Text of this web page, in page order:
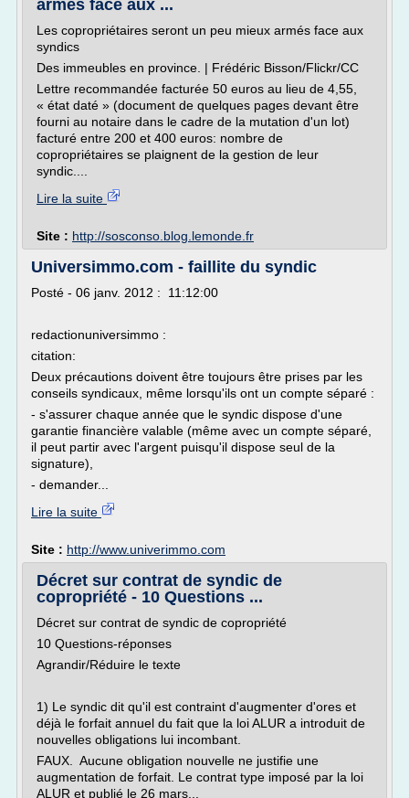
armés face aux ...
Les copropriétaires seront un peu mieux armés face aux
syndics
Des immeubles en province. | Frédéric Bisson/Flickr/CC
Lettre recommandée facturée 50 euros au lieu de 4,55,
« état daté » (document de quelques pages devant être
fourni au notaire dans le cadre de la mutation d'un lot)
facturé entre 200 et 400 euros: nombre de
copropriétaires se plaignent de la gestion de leur
syndic....
Lire la suite
Site : http://sosconso.blog.lemonde.fr
Universimmo.com - faillite du syndic
Posté - 06 janv. 2012 : 11:12:00
redactionuniversimmo :
citation:
Deux précautions doivent être toujours être prises par les
conseils syndicaux, même lorsqu'ils ont un compte séparé :
- s'assurer chaque année que le syndic dispose d'une
garantie financière valable (même avec un compte séparé,
il peut partir avec l'argent puisqu'il dispose seul de la
signature),
- demander...
Lire la suite
Site : http://www.univerimmo.com
Décret sur contrat de syndic de
copropriété - 10 Questions ...
Décret sur contrat de syndic de copropriété
10 Questions-réponses
Agrandir/Réduire le texte
1) Le syndic dit qu'il est contraint d'augmenter d'ores et
déjà le forfait annuel du fait que la loi ALUR a introduit de
nouvelles obligations lui incombant.
FAUX. Aucune obligation nouvelle ne justifie une
augmentation de forfait. Le contrat type imposé par la loi
ALUR et publié le 26 mars...